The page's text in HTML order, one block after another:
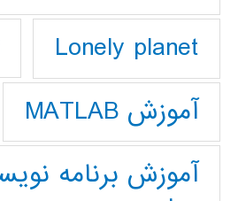
Lonely planet
آموزش MATLAB
آموزش برنامه